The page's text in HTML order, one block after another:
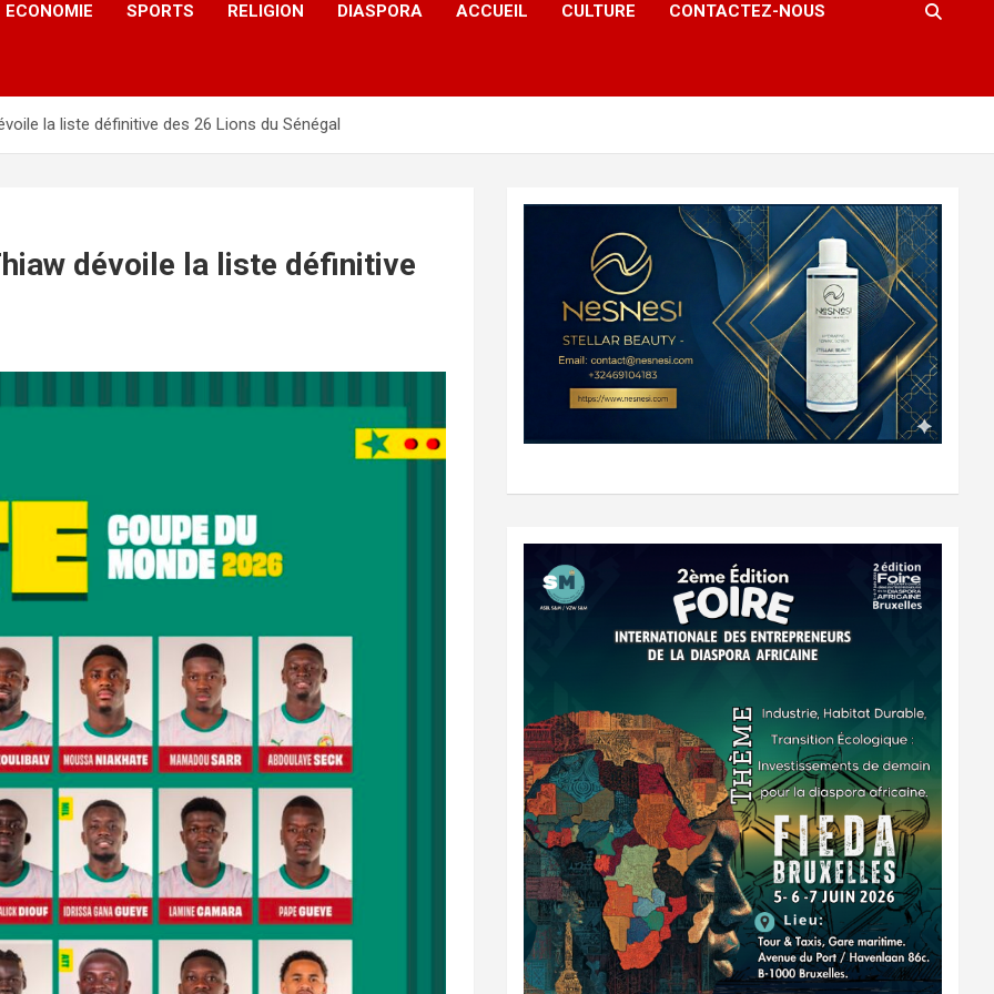
ECONOMIE SPORTS RELIGION DIASPORA ACCUEIL CULTURE CONTACTEZ-NOUS
la liste définitive des 26 Lions du Sénégal
dévoile la liste définitive